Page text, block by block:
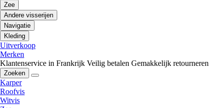
Zee
Andere visserijen
Navigatie
Kleding
Uitverkoop
Merken
Klantenservice in Frankrijk Veilig betalen Gemakkelijk retourneren
Zoeken
Karper
Roofvis
Witvis